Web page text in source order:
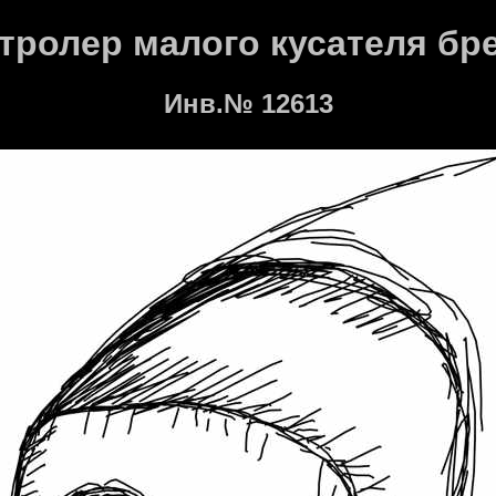
малого кусателя
Инв.№ 12613